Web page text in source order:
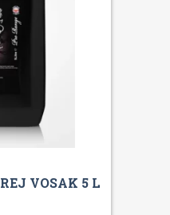
VOSAK 5 L